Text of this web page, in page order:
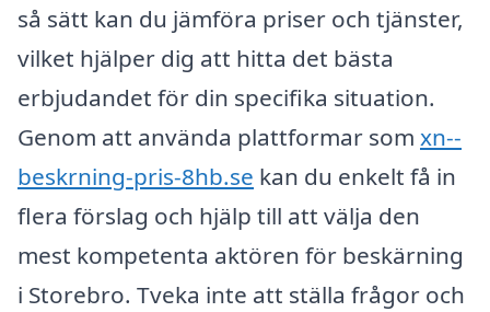
så sätt kan du jämföra priser och tjänster,
vilket hjälper dig att hitta det bästa
erbjudandet för din specifika situation.
Genom att använda plattformar som xn--
beskrning-pris-8hb.se kan du enkelt få in
flera förslag och hjälp till att välja den
mest kompetenta aktören för beskärning
i Storebro. Tveka inte att ställa frågor och